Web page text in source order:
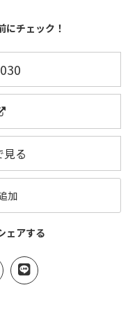
にチェック！
見る
加
ェアする